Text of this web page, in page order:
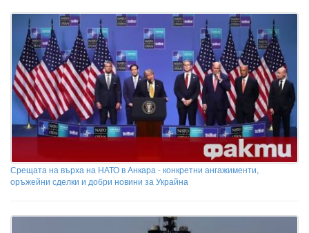
Срещата на върха на НАТО в Анкара - конкретни ангажименти,
оръжейни сделки и добри новини за Украйна